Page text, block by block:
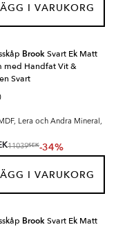
I VARUKORG
BrookSvart Ek Matt
med Handfat Vit &
Svart
MDF, Lera och Andra Mineral,
11039SEK-34%
I VARUKORG
BrookSvart Ek Matt